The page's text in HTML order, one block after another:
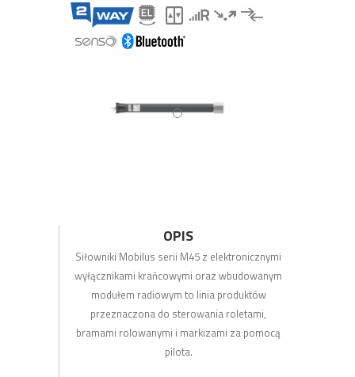
OPIS
Siłowniki Mobilus serii M45 z elektronicznymi
wyłącznikami krańcowymi oraz wbudowanym
modułem radiowym to linia produktów
przeznaczona do sterowania roletami,
bramami rolowanymi i markizami za pomocą
pilota.